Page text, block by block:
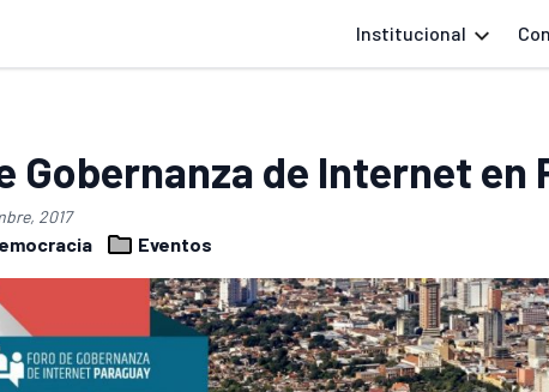
Institucional
Gobernanza de Internet en
2017
Eventos